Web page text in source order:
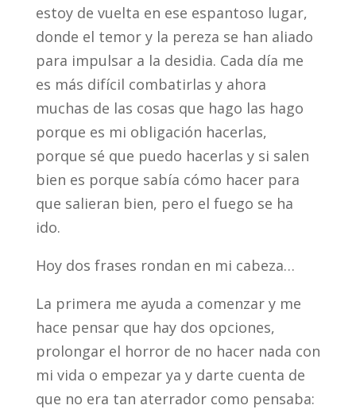
estoy de vuelta en ese espantoso lugar,
donde el temor y la pereza se han aliado
para impulsar a la desidia. Cada día me
es más difícil combatirlas y ahora
muchas de las cosas que hago las hago
porque es mi obligación hacerlas,
porque sé que puedo hacerlas y si salen
bien es porque sabía cómo hacer para
que salieran bien, pero el fuego se ha
ido.
Hoy dos frases rondan en mi cabeza…
La primera me ayuda a comenzar y me
hace pensar que hay dos opciones,
prolongar el horror de no hacer nada con
mi vida o empezar ya y darte cuenta de
que no era tan aterrador como pensaba: